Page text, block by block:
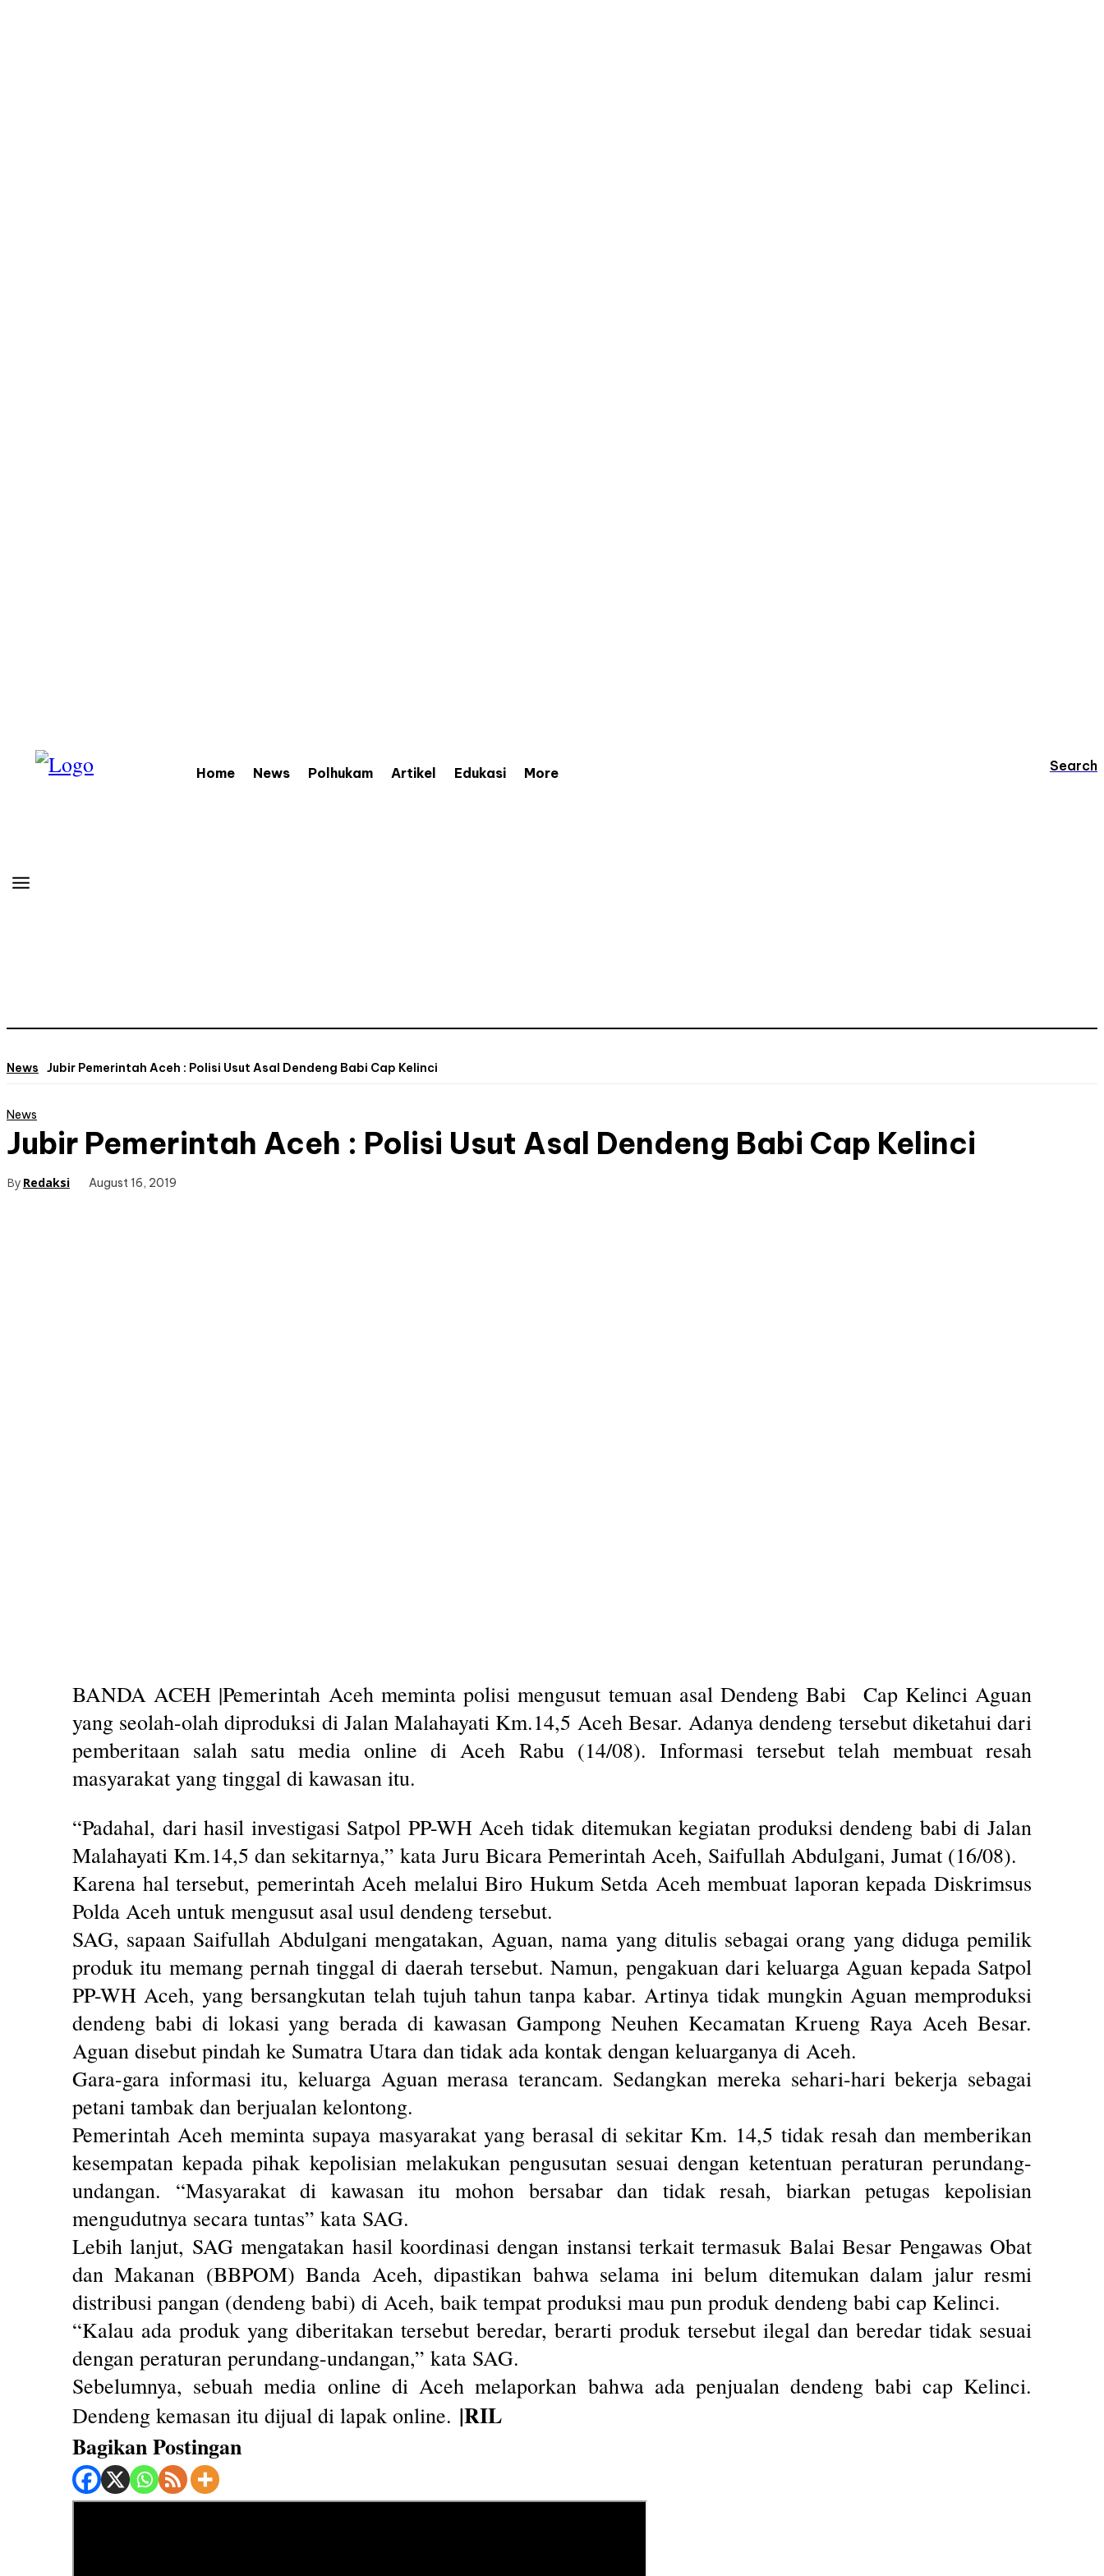
Home News Polhukam Artikel Edukasi More Search
News Jubir Pemerintah Aceh : Polisi Usut Asal Dendeng Babi Cap Kelinci
News
Jubir Pemerintah Aceh : Polisi Usut Asal Dendeng Babi Cap Kelinci
By Redaksi August 16, 2019
BANDA ACEH |Pemerintah Aceh meminta polisi mengusut temuan asal Dendeng Babi Cap Kelinci Aguan
yang seolah-olah diproduksi di Jalan Malahayati Km.14,5 Aceh Besar. Adanya dendeng tersebut diketahui dari
pemberitaan salah satu media online di Aceh Rabu (14/08). Informasi tersebut telah membuat resah
masyarakat yang tinggal di kawasan itu.
“Padahal, dari hasil investigasi Satpol PP-WH Aceh tidak ditemukan kegiatan produksi dendeng babi di Jalan
Malahayati Km.14,5 dan sekitarnya,” kata Juru Bicara Pemerintah Aceh, Saifullah Abdulgani, Jumat (16/08).
Karena hal tersebut, pemerintah Aceh melalui Biro Hukum Setda Aceh membuat laporan kepada Diskrimsus
Polda Aceh untuk mengusut asal usul dendeng tersebut.
SAG, sapaan Saifullah Abdulgani mengatakan, Aguan, nama yang ditulis sebagai orang yang diduga pemilik
produk itu memang pernah tinggal di daerah tersebut. Namun, pengakuan dari keluarga Aguan kepada Satpol
PP-WH Aceh, yang bersangkutan telah tujuh tahun tanpa kabar. Artinya tidak mungkin Aguan memproduksi
dendeng babi di lokasi yang berada di kawasan Gampong Neuhen Kecamatan Krueng Raya Aceh Besar.
Aguan disebut pindah ke Sumatra Utara dan tidak ada kontak dengan keluarganya di Aceh.
Gara-gara informasi itu, keluarga Aguan merasa terancam. Sedangkan mereka sehari-hari bekerja sebagai
petani tambak dan berjualan kelontong.
Pemerintah Aceh meminta supaya masyarakat yang berasal di sekitar Km. 14,5 tidak resah dan memberikan
kesempatan kepada pihak kepolisian melakukan pengusutan sesuai dengan ketentuan peraturan perundang-
undangan. “Masyarakat di kawasan itu mohon bersabar dan tidak resah, biarkan petugas kepolisian
mengudutnya secara tuntas” kata SAG.
Lebih lanjut, SAG mengatakan hasil koordinasi dengan instansi terkait termasuk Balai Besar Pengawas Obat
dan Makanan (BBPOM) Banda Aceh, dipastikan bahwa selama ini belum ditemukan dalam jalur resmi
distribusi pangan (dendeng babi) di Aceh, baik tempat produksi mau pun produk dendeng babi cap Kelinci.
“Kalau ada produk yang diberitakan tersebut beredar, berarti produk tersebut ilegal dan beredar tidak sesuai
dengan peraturan perundang-undangan,” kata SAG.
Sebelumnya, sebuah media online di Aceh melaporkan bahwa ada penjualan dendeng babi cap Kelinci.
Dendeng kemasan itu dijual di lapak online. |RIL
Bagikan Postingan